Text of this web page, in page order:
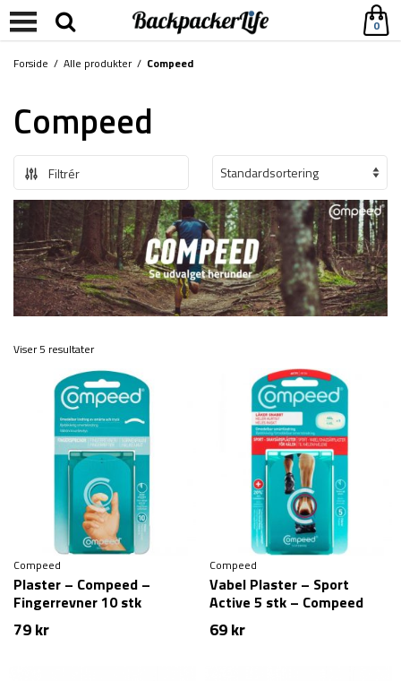
0
Forside / Alle produkter/ Compeed
Compeed
Filtrér
Viser 5 resultater
Compeed
Plaster – Compeed –
Fingerrevner 10 stk
79kr
Compeed
Vabel Plaster – Sport
Active 5 stk – Compeed
69kr